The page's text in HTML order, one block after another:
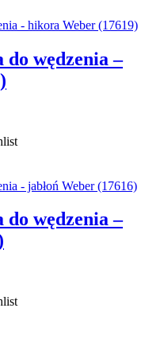
do wędzenia –
do wędzenia –